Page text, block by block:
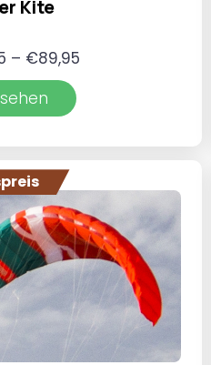
Kite
– €89,95Preisspanne: